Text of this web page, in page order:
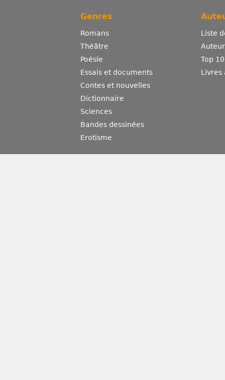
Genres
Romans
Théâtre
Poésie
Essais et documents
Contes et nouvelles
Dictionnaire
Sciences
Bandes dessinées
Erotisme
Liste
Top
Livres